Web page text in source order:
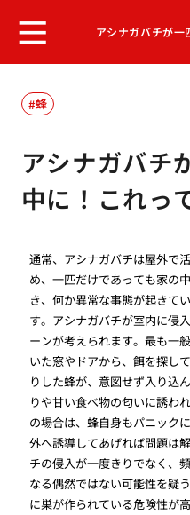
アシナガバチが一
蜂
アシナガバチ
中に！これっ
通常、アシナガバチは屋外で
め、一匹だけであっても家の
き、何か異常な事態が起きて
す。アシナガバチが室内に侵
ーンが考えられます。最も一
いた窓やドアから、餌を探し
りした蜂が、意図せず入り込
りや甘い食べ物の匂いに誘わ
の場合は、蜂自身もパニック
外へ誘導してあげれば問題は
チの侵入が一度きりでなく、
なる偶然ではない可能性を疑
に巣が作られている危険性が